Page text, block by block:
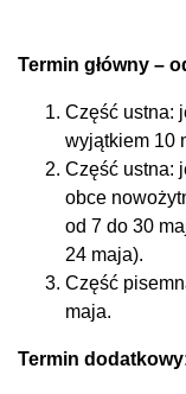
Termin główny –
Część ustna:
wyjątkiem 10
Część ustna:
obce
od 7 do 30
24 maja).
Część
maja.
Termin